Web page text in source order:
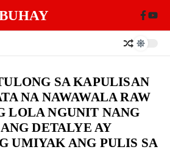
SA KAPULISAN
NA NAWAWALA RAW
LOLA NGUNIT NANG
DETALYE AY
UMIYAK ANG PULIS SA